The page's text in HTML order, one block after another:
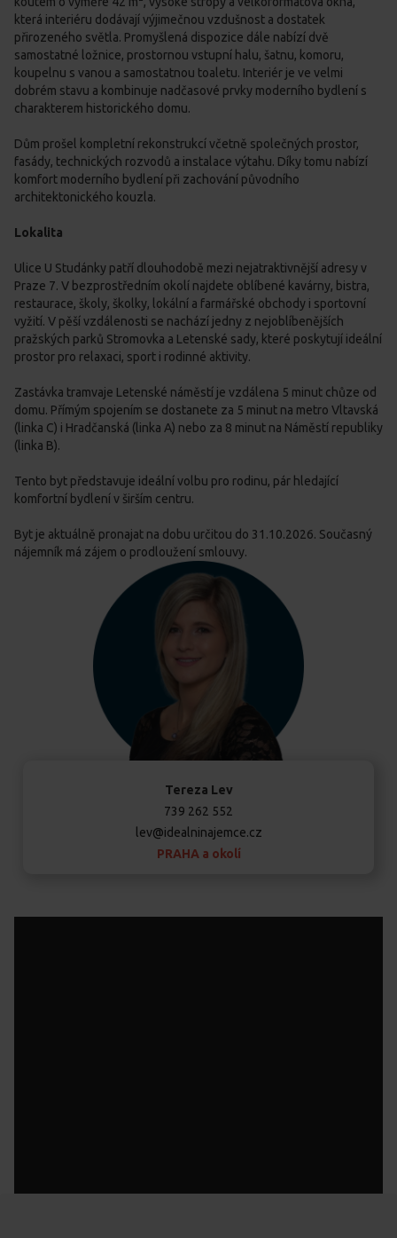
která interiéru dodávají výjimečnou vzdušnost a dostatek
přirozeného světla. Promyšlená dispozice dále nabízí dvě
samostatné ložnice, prostornou vstupní halu, šatnu, komoru,
koupelnu s vanou a samostatnou toaletu. Interiér je ve velmi
dobrém stavu a kombinuje nadčasové prvky moderního bydlení s
charakterem historického domu.
Dům prošel kompletní rekonstrukcí včetně společných prostor,
fasády, technických rozvodů a instalace výtahu. Díky tomu nabízí
komfort moderního bydlení při zachování původního
architektonického kouzla.
Lokalita
Ulice U Studánky patří dlouhodobě mezi nejatraktivnější adresy v
Praze 7. V bezprostředním okolí najdete oblíbené kavárny, bistra,
restaurace, školy, školky, lokální a farmářské obchody i sportovní
vyžití. V pěší vzdálenosti se nachází jedny z nejoblíbenějších
pražských parků Stromovka a Letenské sady, které poskytují ideální
prostor pro relaxaci, sport i rodinné aktivity.
Zastávka tramvaje Letenské náměstí je vzdálena 5 minut chůze od
domu. Přímým spojením se dostanete za 5 minut na metro Vltavská
(linka C) i Hradčanská (linka A) nebo za 8 minut na Náměstí republiky
(linka B).
Tento byt představuje ideální volbu pro rodinu, pár hledající
komfortní bydlení v širším centru.
Byt je aktuálně pronajat na dobu určitou do 31.10.2026. Současný
nájemník má zájem o prodloužení smlouvy.
Tereza Lev
‍739 262 552
lev@idealninajemce.cz
PRAHA a okolí